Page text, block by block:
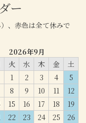
ー
、赤色は全て休みで
2026年9月
火 水 木 金
土
1
2 3 4
5
8 9 10 11
12
15 16 17 18
19
22 23 24 25
26